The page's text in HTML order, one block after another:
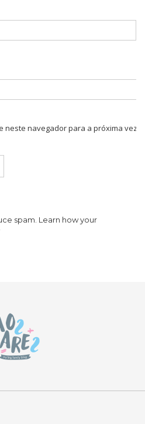
neste navegador para a próxima vez
spam. Learn how your